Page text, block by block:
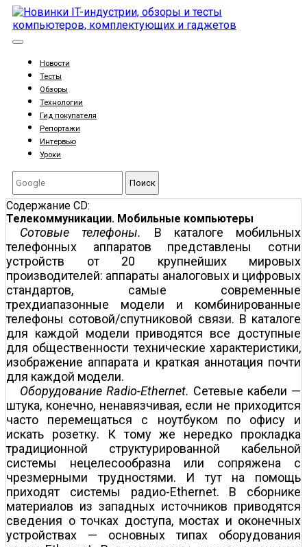
Новости
Тесты
Обзоры
Технологии
Гид покупателя
Репортажи
Интервью
Уроки
Поиск
Содержание CD:
Телекоммуникации. Мобильные компьютеры
Сотовые телефоны.
В каталоге мобильных
телефонных аппаратов представлены сотни
устройств от 20 крупнейших мировых
производителей: аппараты аналоговых и цифровых
стандартов, самые современные
трехдиапазонные модели и комбинированные
телефоны сотовой/спутниковой связи. В каталоге
для каждой модели приводятся все доступные
для общественности технические характеристики,
изображение аппарата и краткая аннотация почти
для каждой модели.
Оборудование Radio-Ethernet. Сетевые кабели —
штука, конечно, ненавязчивая, если не приходится
часто перемещаться с ноутбуком по офису и
искать розетку. К тому же нередко прокладка
традиционной структурированной кабельной
системы нецелесообразна или сопряжена с
чрезмерными трудностями. И тут на помощь
приходят системы радио-Ethernet. В сборнике
материалов из западных источников приводятся
сведения о точках доступа, мостах и оконечных
устройствах — основных типах оборудования